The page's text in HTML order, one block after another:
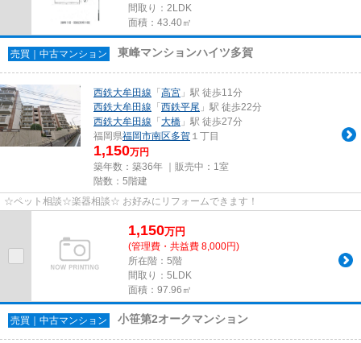
間取り：2LDK
面積：43.40㎡
売買｜中古マンション 東峰マンションハイツ多賀
西鉄大牟田線 「 高宮 」駅 徒歩11分
西鉄大牟田線 「 西鉄平尾 」駅 徒歩22分
西鉄大牟田線 「 大橋 」駅 徒歩27分
福岡県福岡市南区多賀 １丁目
1,150万円
築年数：築36年 ｜販売中： 1室
階数：5階建
☆ペット相談☆楽器相談☆ お好みにリフォームできます！
1,150万円
(管理費・共益費 8,000円)
所在階：5階
間取り：5LDK
面積：97.96㎡
売買｜中古マンション 小笹第2オークマンション